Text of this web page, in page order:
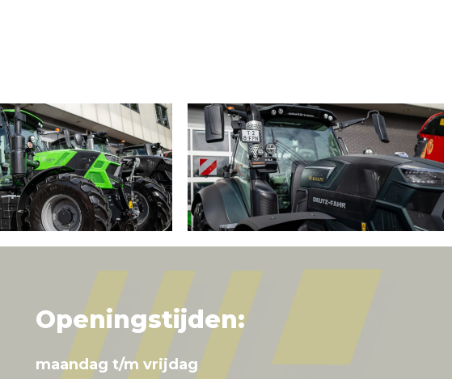
Openingstijden:
maandag t/m vrijdag